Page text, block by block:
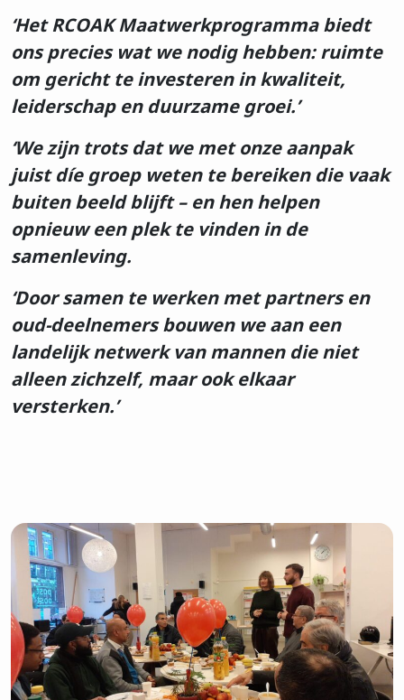
‘Het RCOAK Maatwerkprogramma biedt
ons precies wat we nodig hebben: ruimte
om gericht te investeren in kwaliteit,
leiderschap en duurzame groei.’
‘We zijn trots dat we met onze aanpak
juist díe groep weten te bereiken die vaak
buiten beeld blijft – en hen helpen
opnieuw een plek te vinden in de
samenleving.
‘Door samen te werken met partners en
oud-deelnemers bouwen we aan een
landelijk netwerk van mannen die niet
alleen zichzelf, maar ook elkaar
versterken.’
Inschrijven op de
nieuwsbrief
Voornaam
E-mailadres
PrivacyIk ga akkoord met devoorwaarden